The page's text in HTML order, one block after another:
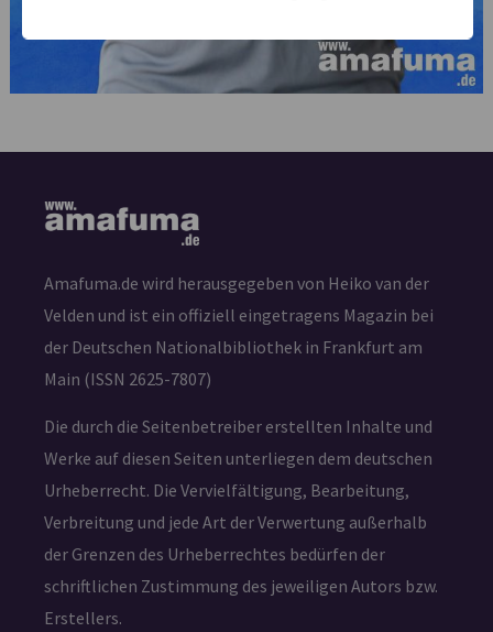
Amafuma.de wird herausgegeben von Heiko van der
Velden und ist ein offiziell eingetragens Magazin bei
der Deutschen Nationalbibliothek in Frankfurt am
Main (ISSN 2625-7807)
Die durch die Seitenbetreiber erstellten Inhalte und
Werke auf diesen Seiten unterliegen dem deutschen
Urheberrecht. Die Vervielfältigung, Bearbeitung,
Verbreitung und jede Art der Verwertung außerhalb
der Grenzen des Urheberrechtes bedürfen der
schriftlichen Zustimmung des jeweiligen Autors bzw.
Erstellers.